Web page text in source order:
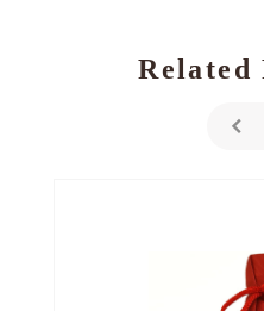
Related